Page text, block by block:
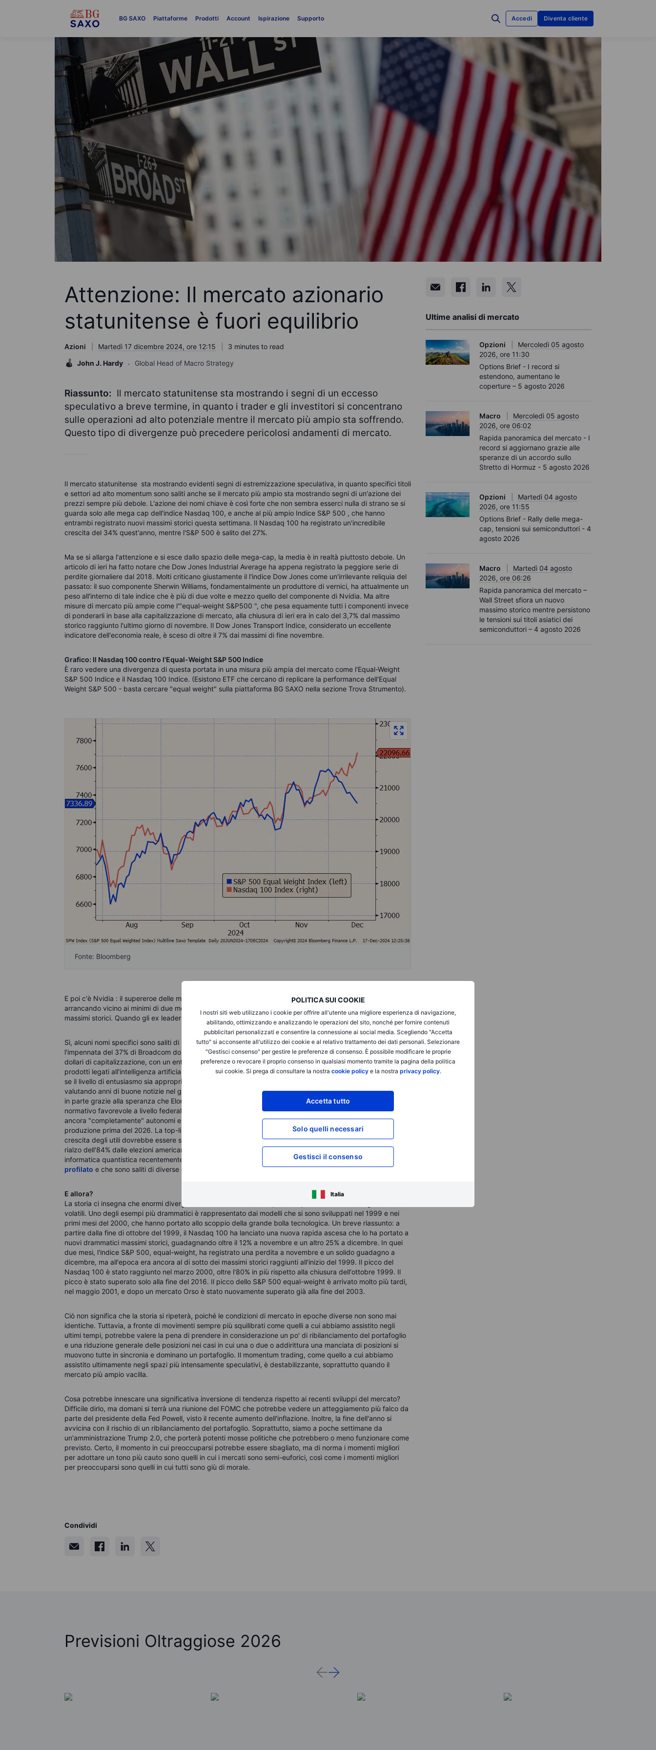
BG SAXO Piattaforme Prodotti Account Ispirazione Supporto Accedi Diventa cliente
POLITICA SUI COOKIE
I nostri siti web utilizzano i cookie per offrire all'utente una migliore esperienza di navigazione,
abilitando, ottimizzando e analizzando le operazioni del sito, nonché per fornire contenuti
pubblicitari personalizzati e consentire la connessione ai social media. Scegliendo "Accetta
tutto" si acconsente all'utilizzo dei cookie e al relativo trattamento dei dati personali. Selezionare
"Gestisci consenso" per gestire le preferenze di consenso. È possibile modificare le proprie
preferenze o revocare il proprio consenso in qualsiasi momento tramite la pagina della politica
sui cookie. Si prega di consultare la nostra cookie policye la nostra privacy policy.
Accetta tutto
Solo quelli necessari
Gestisci il consenso
Italia
Attenzione: Il mercato azionario
statunitense è fuori equilibrio
Azioni Martedì 17 dicembre 2024, ore 12:15
3 minutes to read
John J. Hardy
Global Head of Macro Strategy
Riassunto: Il mercato statunitense sta mostrando i segni di un eccesso
speculativo a breve termine, in quanto i trader e gli investitori si concentrano
sulle operazioni ad alto potenziale mentre il mercato più ampio sta soffrendo.
Questo tipo di divergenze può precedere pericolosi andamenti di mercato.
Il mercato statunitense sta mostrando evidenti segni di estremizzazione speculativa, in quanto specifici titoli
e settori ad alto momentum sono saliti anche se il mercato più ampio sta mostrando segni di un'azione dei
prezzi sempre più debole. L'azione dei nomi chiave è così forte che non sembra esserci nulla di strano se si
guarda solo alle mega cap dell'indice Nasdaq 100, e anche al più ampio Indice S&P 500 , che hanno
entrambi registrato nuovi massimi storici questa settimana. Il Nasdaq 100 ha registrato un'incredibile
crescita del 34% quest'anno, mentre l'S&P 500 è salito del 27%.
Ma se si allarga l'attenzione e si esce dallo spazio delle mega-cap, la media è in realtà piuttosto debole. Un
articolo di ieri ha fatto notare che Dow Jones Industrial Average ha appena registrato la peggiore serie di
perdite giornaliere dal 2018. Molti criticano giustamente il l'indice Dow Jones come un'irrilevante reliquia del
passato: il suo componente Sherwin Williams, fondamentalmente un produttore di vernici, ha attualmente un
peso all'interno di tale indice che è più di due volte e mezzo quello del componente di Nvidia. Ma altre
misure di mercato più ampie come l'"equal-weight S&P500 ", che pesa equamente tutti i componenti invece
di ponderarli in base alla capitalizzazione di mercato, alla chiusura di ieri era in calo del 3,7% dal massimo
storico raggiunto l'ultimo giorno di novembre. Il Dow Jones Transport Indice, considerato un eccellente
indicatore dell'economia reale, è sceso di oltre il 7% dai massimi di fine novembre.
Grafico: Il Nasdaq 100 contro l'Equal-Weight S&P 500 Indice
È raro vedere una divergenza di questa portata in una misura più ampia del mercato come l'Equal-Weight
S&P 500 Indice e il Nasdaq 100 Indice. (Esistono ETF che cercano di replicare la performance dell'Equal
Weight S&P 500 - basta cercare "equal weight" sulla piattaforma BG SAXO nella sezione Trova Strumento).
Fonte: Bloomberg
E poi c'è Nvidia : il supereroe delle mega-cap e dei magnifici 7 titoli del Nasdaq 100 quest'anno sta
arrancando vicino ai minimi di due mesi in un momento in cui l'intero Indice sta schizzando verso nuovi
massimi storici. Quando gli ex leader diventano ritardatari, bisogna prenderne atto.
Sì, alcuni nomi specifici sono saliti di recente grazie a notizie piuttosto positive. Prendiamo ad esempio
l'impennata del 37% di Broadcom dopo i risultati di questa settimana, che ha aggiunto oltre 400 miliardi di
dollari di capitalizzazione, con un entusiasmo basato in gran parte sulla forte crescita delle offerte di
prodotti legati all'intelligenza artificiale. Mentre questa società ha riportato risultati reali e possiamo discutere
se il livello di entusiasmo sia appropriato, gli sviluppi altrove sembrano un po' spumeggianti e stanno
valutando anni di buone notizie nel giro di poche settimane. Tesla ne è un esempio notevole, che vola in alto
in parte grazie alla speranza che Elon Musk abbia l'influenza politica di Trump per ottenere un ambiente
normativo favorevole a livello federale per i veicoli a guida completamente autonoma di Tesla, che non sono
ancora "completamente" autonomi e che, come il futuro "Cybercab" dell'azienda, non entreranno in
produzione prima del 2026. La top-line di Tesla dovrebbe crescere meno del 20% nel prossimo anno e la
crescita degli utili dovrebbe essere solo leggermente superiore al 10%, eppure il prezzo dell'azione è in
rialzo dell'84% dalle elezioni americane di inizio novembre. Un altro esempio è il quartetto di piccoli titoli di
informatica quantistica recentemente legati all'AI, più che ai risultati reali, cheabbiamo recentemente
profilato e che sono saliti di diverse centinaia di punti percentuali in poche settimane.
E allora?
La storia ci insegna che enormi divergenze nei settori di mercato possono precedere mercati significativi
volatili. Uno degli esempi più drammatici è rappresentato dai modelli che si sono sviluppati nel 1999 e nei
primi mesi del 2000, che hanno portato allo scoppio della grande bolla tecnologica. Un breve riassunto: a
partire dalla fine di ottobre del 1999, il Nasdaq 100 ha lanciato una nuova rapida ascesa che lo ha portato a
nuovi drammatici massimi storici, guadagnando oltre il 12% a novembre e un altro 25% a dicembre. In quei
due mesi, l'indice S&P 500, equal-weight, ha registrato una perdita a novembre e un solido guadagno a
dicembre, ma all'epoca era ancora al di sotto dei massimi storici raggiunti all'inizio del 1999. Il picco del
Nasdaq 100 è stato raggiunto nel marzo 2000, oltre l'80% in più rispetto alla chiusura dell'ottobre 1999. Il
picco è stato superato solo alla fine del 2016. Il picco dello S&P 500 equal-weight è arrivato molto più tardi,
nel maggio 2001, e dopo un mercato Orso è stato nuovamente superato già alla fine del 2003.
Ciò non significa che la storia si ripeterà, poiché le condizioni di mercato in epoche diverse non sono mai
identiche. Tuttavia, a fronte di movimenti sempre più squilibrati come quelli a cui abbiamo assistito negli
ultimi tempi, potrebbe valere la pena di prendere in considerazione un po' di ribilanciamento del portafoglio
e una riduzione generale delle posizioni nei casi in cui una o due o addirittura una manciata di posizioni si
muovono tutte in sincronia e dominano un portafoglio. Il momentum trading, come quello a cui abbiamo
assistito ultimamente negli spazi più intensamente speculativi, è destabilizzante, soprattutto quando il
mercato più ampio vacilla.
Cosa potrebbe innescare una significativa inversione di tendenza rispetto ai recenti sviluppi del mercato?
Difficile dirlo, ma domani si terrà una riunione del FOMC che potrebbe vedere un atteggiamento più falco da
parte del presidente della Fed Powell, visto il recente aumento dell'inflazione. Inoltre, la fine dell'anno si
avvicina con il rischio di un ribilanciamento del portafoglio. Soprattutto, siamo a poche settimane da
un'amministrazione Trump 2.0, che porterà potenti mosse politiche che potrebbero o meno funzionare come
previsto. Certo, il momento in cui preoccuparsi potrebbe essere sbagliato, ma di norma i momenti migliori
per adottare un tono più cauto sono quelli in cui i mercati sono semi-euforici, così come i momenti migliori
per preoccuparsi sono quelli in cui tutti sono giù di morale.
Condividi
Ultime analisi di mercato
Opzioni
Mercoledì 05 agosto
2026, ore 11:30
Options Brief - I record si
estendono, aumentano le
coperture – 5 agosto 2026
Macro
Mercoledì 05 agosto
2026, ore 06:02
Rapida panoramica del mercato - I
record si aggiornano grazie alle
speranze di un accordo sullo
Stretto di Hormuz - 5 agosto 2026
Opzioni
Martedì 04 agosto
2026, ore 11:55
Options Brief - Rally delle mega-
cap, tensioni sui semiconduttori - 4
agosto 2026
Macro
Martedì 04 agosto
2026, ore 06:26
Rapida panoramica del mercato –
Wall Street sfiora un nuovo
massimo storico mentre persistono
le tensioni sui titoli asiatici dei
semiconduttori – 4 agosto 2026
Previsioni Oltraggiose 2026